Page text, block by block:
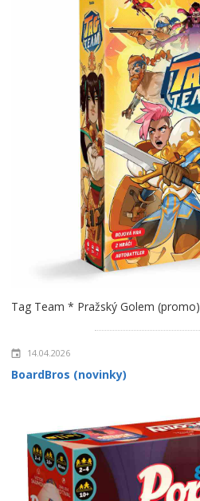
Tag Team * Pražský Golem (promo)
14.04.2026
BoardBros (novinky)